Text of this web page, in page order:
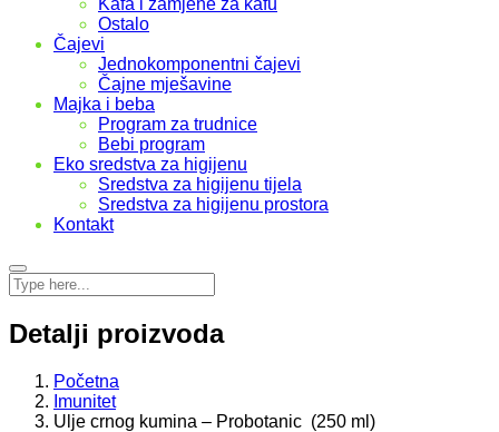
Kafa i zamjene za kafu
Ostalo
Čajevi
Jednokomponentni čajevi
Čajne mješavine
Majka i beba
Program za trudnice
Bebi program
Eko sredstva za higijenu
Sredstva za higijenu tijela
Sredstva za higijenu prostora
Kontakt
Detalji proizvoda
Početna
Imunitet
Ulje crnog kumina – Probotanic (250 ml)